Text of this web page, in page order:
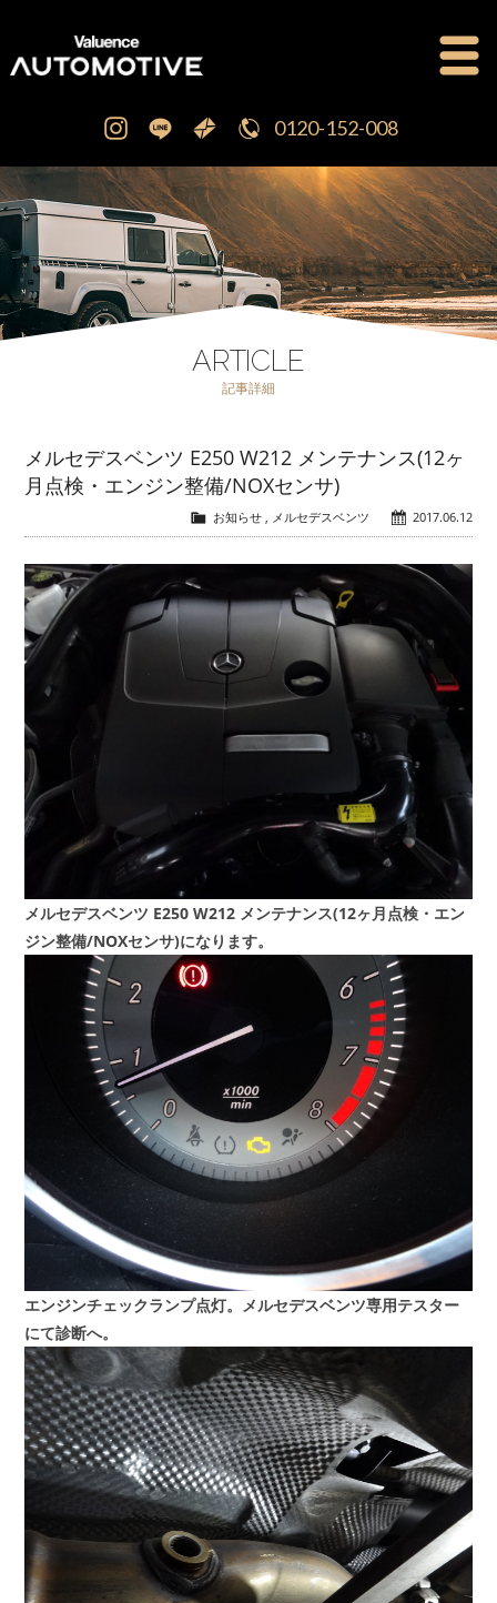
0120-152-008
公式ブログ OFFICIAL BLOG
新車・中古車販売 CAR SALES
注文販売 ORDER SALES
点検修理・車検 MAINTENANCE
会社概要 COMPANY
お問い合わせ
ARTICLE
記事詳細
メルセデスベンツ E250 W212 メンテナンス(12ヶ
月点検・エンジン整備/NOXセンサ)
2017.06.12
お知らせ, メルセデスベンツ
メルセデスベンツ E250 W212 メンテナンス(12ヶ月点検・エン
ジン整備/NOXセンサ)になります。
エンジンチェックランプ点灯。メルセデスベンツ専用テスター
にて診断へ。